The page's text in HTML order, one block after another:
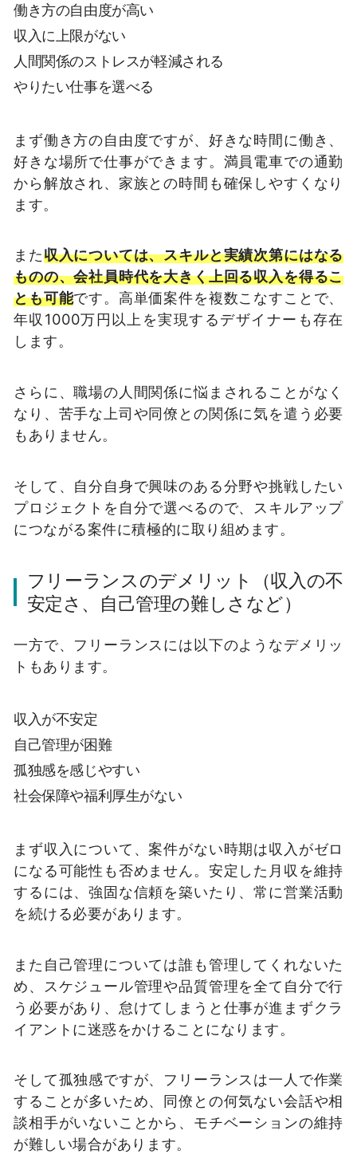
働き方の自由度が高い
収入に上限がない
人間関係のストレスが軽減される
やりたい仕事を選べる
まず働き方の自由度ですが、好きな時間に働き、
好きな場所で仕事ができます。満員電車での通勤
から解放され、家族との時間も確保しやすくなり
ます。
また収入については、スキルと実績次第にはなる
ものの、会社員時代を大きく上回る収入を得るこ
とも可能です。高単価案件を複数こなすことで、
年収1000万円以上を実現するデザイナーも存在
します。
さらに、職場の人間関係に悩まされることがなく
なり、苦手な上司や同僚との関係に気を遣う必要
もありません。
そして、自分自身で興味のある分野や挑戦したい
プロジェクトを自分で選べるので、スキルアップ
につながる案件に積極的に取り組めます。
フリーランスのデメリット（収入の不
安定さ、自己管理の難しさなど）
一方で、フリーランスには以下のようなデメリッ
トもあります。
収入が不安定
自己管理が困難
孤独感を感じやすい
社会保障や福利厚生がない
まず収入について、案件がない時期は収入がゼロ
になる可能性も否めません。安定した月収を維持
するには、強固な信頼を築いたり、常に営業活動
を続ける必要があります。
また自己管理については誰も管理してくれないた
め、スケジュール管理や品質管理を全て自分で行
う必要があり、怠けてしまうと仕事が進まずクラ
イアントに迷惑をかけることになります。
そして孤独感ですが、フリーランスは一人で作業
することが多いため、同僚との何気ない会話や相
談相手がいないことから、モチベーションの維持
が難しい場合があります。